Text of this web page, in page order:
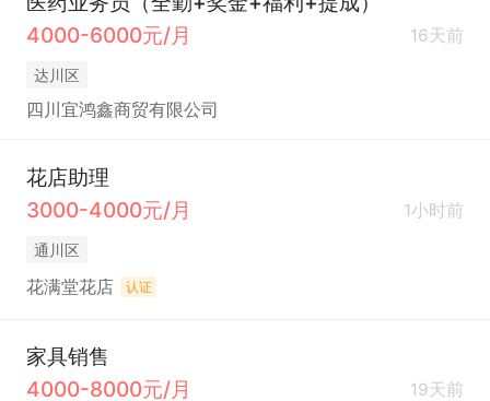
4000-6000元/月
16天前
达川区
四川宜鸿鑫商贸有限公司
花店助理
3000-4000元/月
1小时前
通川区
花满堂花店 认证
家具销售
4000-8000元/月
19天前